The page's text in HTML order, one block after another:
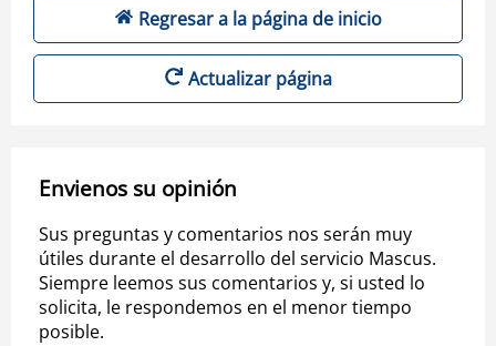
Regresar a la página de inicio
Actualizar página
Envienos su opinión
Sus preguntas y comentarios nos serán muy
útiles durante el desarrollo del servicio Mascus.
Siempre leemos sus comentarios y, si usted lo
solicita, le respondemos en el menor tiempo
posible.